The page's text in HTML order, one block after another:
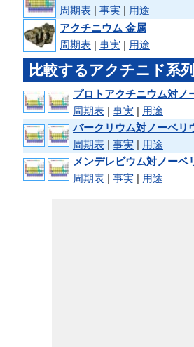
周期表 | 事実 | 用途
アクチニウム 金属
周期表 | 事実 | 用途
比較するアクチニド系列
プロトアクチニウム対ノ
周期表 | 事実 | 用途
バークリウム対ノーベリ
周期表 | 事実 | 用途
メンデレビウム対ノーベ
周期表 | 事実 | 用途